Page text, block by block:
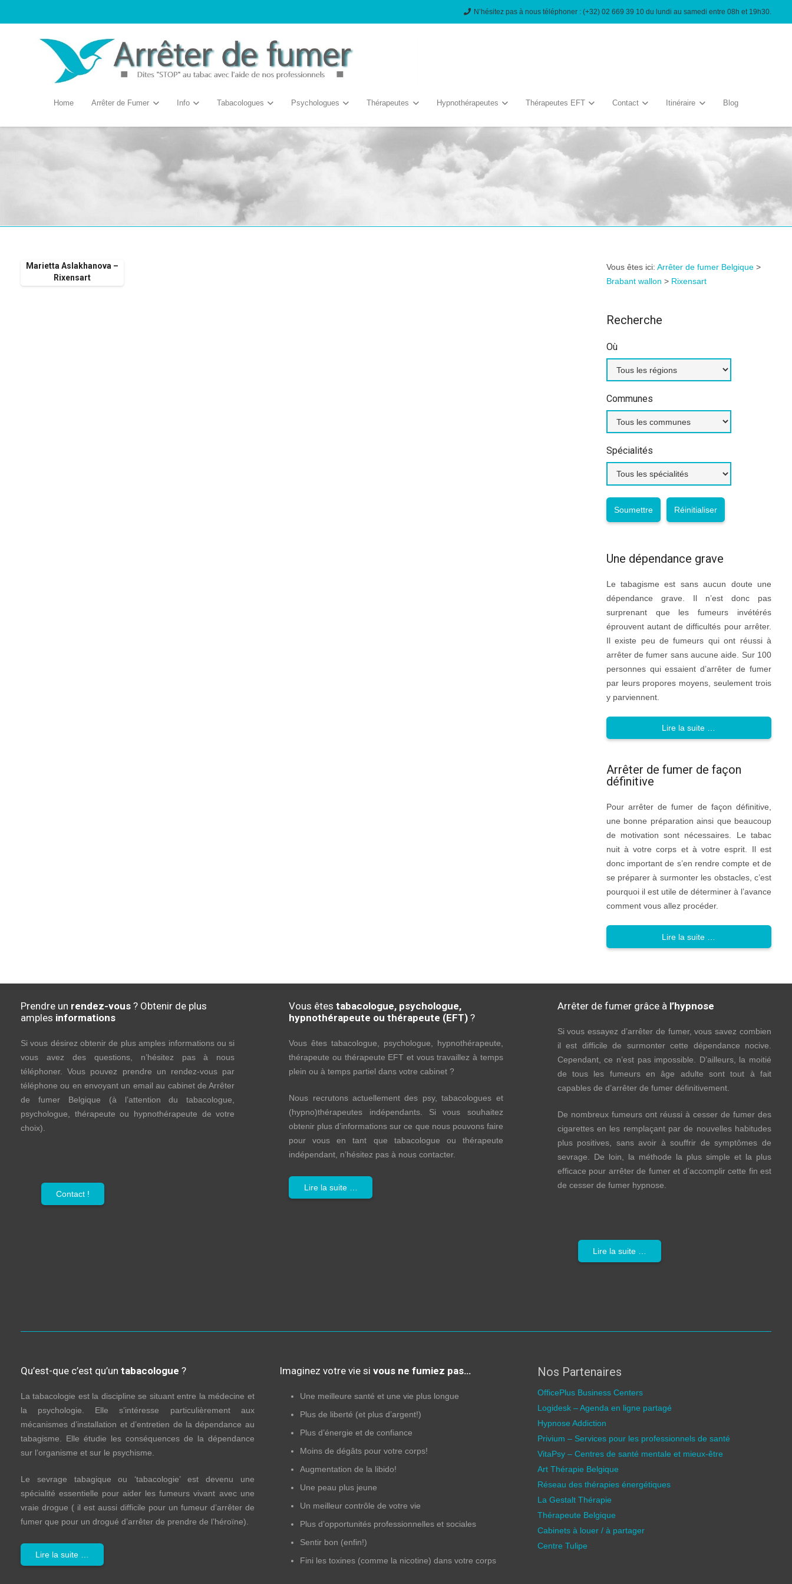
N’hésitez pas à nous téléphoner : (+32) 02 669 39 10 du lundi au samedi entre 08h et 19h30.
Home Arrêter de Fumer Info Tabacologues Psychologues Thérapeutes Hypnothérapeutes Thérapeutes EFT Contact Itinéraire Blog
Marietta Aslakhanova –
Rixensart
Vous êtes ici: Arrêter de fumer Belgique>
Brabant wallon > Rixensart
Recherche
Où
Communes
Spécialités
Une dépendance grave
Le tabagisme est sans aucun doute une
dépendance grave. Il n’est donc pas
surprenant que les fumeurs invétérés
éprouvent autant de difficultés pour arrêter.
Il existe peu de fumeurs qui ont réussi à
arrêter de fumer sans aucune aide. Sur 100
personnes qui essaient d’arrêter de fumer
par leurs propores moyens, seulement trois
y parviennent.
Lire la suite …
Arrêter de fumer de façon
définitive
Pour arrêter de fumer de façon définitive,
une bonne préparation ainsi que beaucoup
de motivation sont nécessaires. Le tabac
nuit à votre corps et à votre esprit. Il est
donc important de s’en rendre compte et de
se préparer à surmonter les obstacles, c’est
pourquoi il est utile de déterminer à l’avance
comment vous allez procéder.
Lire la suite …
Prendre un rendez-vous ? Obtenir de plus
amples informations
Si vous désirez obtenir de plus amples informations ou si
vous avez des questions, n’hésitez pas à nous
téléphoner. Vous pouvez prendre un rendez-vous par
téléphone ou en envoyant un email au cabinet de Arrêter
de fumer Belgique (à l’attention du tabacologue,
psychologue, thérapeute ou hypnothérapeute de votre
choix).
Contact !
Vous êtestabacologue, psychologue,
hypnothérapeute ou thérapeute (EFT) ?
Vous êtes tabacologue, psychologue, hypnothérapeute,
thérapeute ou thérapeute EFT et vous travaillez à temps
plein ou à temps partiel dans votre cabinet ?
Nous recrutons actuellement des psy, tabacologues et
(hypno)thérapeutes indépendants. Si vous souhaitez
obtenir plus d’informations sur ce que nous pouvons faire
pour vous en tant que tabacologue ou thérapeute
indépendant, n’hésitez pas à nous contacter.
Lire la suite …
Arrêter de fumer grâce à l’hypnose
Si vous essayez d’arrêter de fumer, vous savez combien
il est difficile de surmonter cette dépendance nocive.
Cependant, ce n’est pas impossible. D’ailleurs, la moitié
de tous les fumeurs en âge adulte sont tout à fait
capables de d’arrêter de fumer définitivement.
De nombreux fumeurs ont réussi à cesser de fumer des
cigarettes en les remplaçant par de nouvelles habitudes
plus positives, sans avoir à souffrir de symptômes de
sevrage. De loin, la méthode la plus simple et la plus
efficace pour arrêter de fumer et d’accomplir cette fin est
de cesser de fumer hypnose.
Lire la suite …
Qu’est-que c’est qu’un tabacologue ?
La tabacologie est la discipline se situant entre la médecine et
la psychologie. Elle s’intéresse particulièrement aux
mécanismes d’installation et d’entretien de la dépendance au
tabagisme. Elle étudie les conséquences de la dépendance
sur l’organisme et sur le psychisme.
Le sevrage tabagique ou ‘tabacologie’ est devenu une
spécialité essentielle pour aider les fumeurs vivant avec une
vraie drogue ( il est aussi difficile pour un fumeur d’arrêter de
fumer que pour un drogué d’arrêter de prendre de l’héroïne).
Lire la suite …
Imaginez votre vie si vous ne fumiez pas…
Une meilleure santé et une vie plus longue
Plus de liberté (et plus d’argent!)
Plus d’énergie et de confiance
Moins de dégâts pour votre corps!
Augmentation de la libido!
Une peau plus jeune
Un meilleur contrôle de votre vie
Plus d’opportunités professionnelles et sociales
Sentir bon (enfin!)
Fini les toxines (comme la nicotine) dans votre corps
Nos Partenaires
OfficePlus Business Centers
Logidesk – Agenda en ligne partagé
Hypnose Addiction
Privium – Services pour les professionnels de santé
VitaPsy – Centres de santé mentale et mieux-être
Art Thérapie Belgique
Réseau des thérapies énergétiques
La Gestalt Thérapie
Thérapeute Belgique
Cabinets à louer / à partager
Centre Tulipe